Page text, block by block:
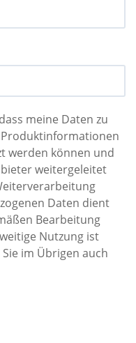
meine Daten zu
weitergeleitet
Daten dient
Nutzung ist